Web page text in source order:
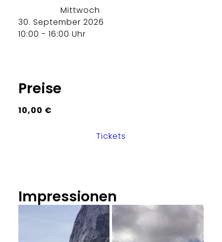
Mittwoch
30. September 2026
10:00 - 16:00 Uhr
Preise
10,00 €
Tickets
Impressionen